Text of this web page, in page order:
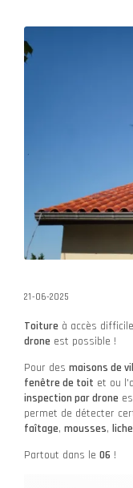
21-06-2025
Toiture à accès
drone est possible !
Pour des maisons de
fenêtre de toit et ou
inspection par drone
permet de détecter
faîtage, mousses,
Partout dans le 06 !